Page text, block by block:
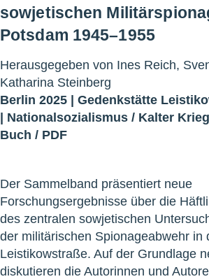
sowjetischen
Potsdam 1945–1955
Herausgegeben von Ines Reich,
Katharina Steinberg
Berlin 2025 | Gedenkstätte
| Nationalsozialismus / Kalter Krieg
Buch / PDF
Der Sammelband präsentiert neue
Forschungsergebnisse über die
des zentralen sowjetischen
der militärischen Spionageabwehr in
Leistikowstraße. Auf der Grundlage
diskutieren die Autorinnen und